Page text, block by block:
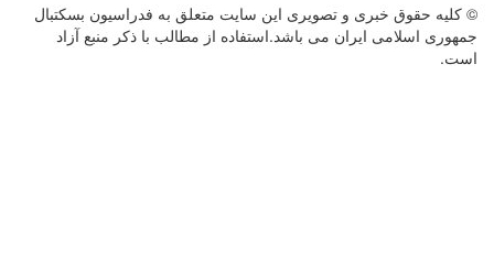
© کليه حقوق خبری و تصويری اين سايت متعلق به فدراسیون بسکتبال
جمهوری اسلامی ایران می باشد.استفاده از مطالب با ذكر منبع آزاد
است.